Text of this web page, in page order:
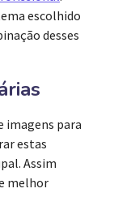
escolhido
desses
imagens para
estas
Assim
melhor